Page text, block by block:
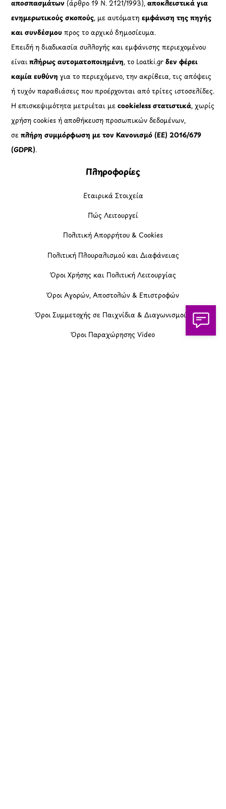
αποσπασμάτων (άρθρο 19 Ν. 2121/1993), αποκλειστικά για
ενημερωτικούς σκοπούς, με αυτόματηεμφάνιση της πηγής
και συνδέσμου προς το αρχικό δημοσίευμα.
Επειδή η διαδικασία συλλογής και εμφάνισης περιεχομένου
είναιπλήρως αυτοματοποιημένη, το Loatki.grδεν φέρει
καμία ευθύνη για το περιεχόμενο, την ακρίβεια, τις απόψεις
ή τυχόν παραβιάσεις που προέρχονται από τρίτες ιστοσελίδες.
Η επισκεψιμότητα μετριέται μεcookieless στατιστικά, χωρίς
χρήση cookies ή αποθήκευση προσωπικών δεδομένων,
σεπλήρη συμμόρφωση με τον Κανονισμό (ΕΕ) 2016/679
(GDPR).
Πληροφορίες
Εταιρικά Στοιχεία
Πώς Λειτουργεί
Πολιτική Απορρήτου & Cookies
Πολιτική Πλουραλισμού και Διαφάνειας
Όροι Χρήσης και Πολιτική Λειτουργίας
Όροι Αγορών, Αποστολών & Επιστροφών
Όροι Συμμετοχής σε Παιχνίδια & Διαγωνισμούς
Όροι Παραχώρησης Video